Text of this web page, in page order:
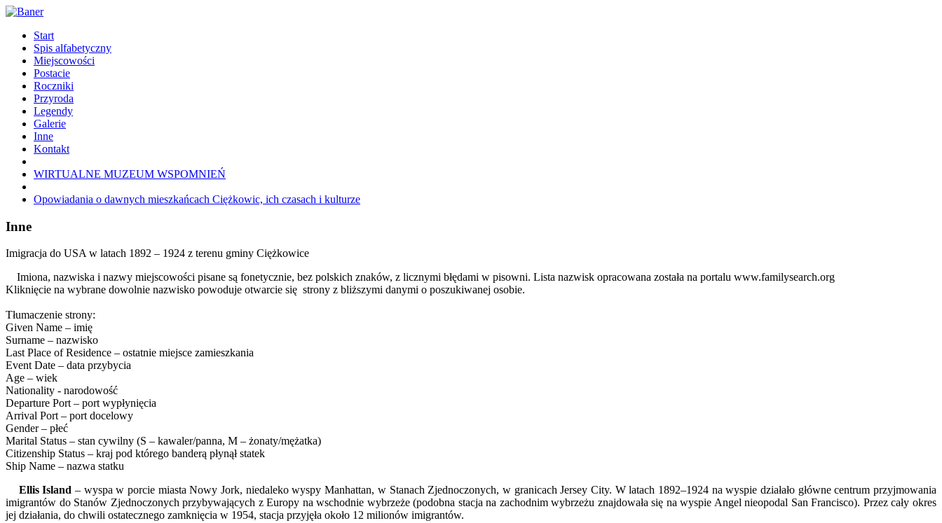
Start
Spis alfabetyczny
Miejscowości
Postacie
Roczniki
Przyroda
Legendy
Galerie
Inne
Kontakt
WIRTUALNE MUZEUM WSPOMNIEŃ
Opowiadania o dawnych mieszkańcach Ciężkowic, ich czasach i kulturze
Inne
Imigracja do USA w latach 1892 – 1924 z terenu gminy Ciężkowice
Imiona, nazwiska i nazwy miejscowości pisane są fonetycznie, bez polskich znaków, z licznymi błędami w pisowni. Lista nazwisk opracowana została na portalu www.familysearch.org
Kliknięcie na wybrane dowolnie nazwisko powoduje otwarcie się strony z bliższymi danymi o poszukiwanej osobie.
Tłumaczenie strony:
Given Name – imię
Surname – nazwisko
Last Place of Residence – ostatnie miejsce zamieszkania
Event Date – data przybycia
Age – wiek
Nationality - narodowość
Departure Port – port wypłynięcia
Arrival Port – port docelowy
Gender – płeć
Marital Status – stan cywilny (S – kawaler/panna, M – żonaty/mężatka)
Citizenship Status – kraj pod którego banderą płynął statek
Ship Name – nazwa statku
Ellis Island – wyspa w porcie miasta Nowy Jork, niedaleko wyspy Manhattan, w Stanach Zjednoczonych, w granicach Jersey City. W latach 1892–1924 na wyspie działało główne centrum przyjmowania
imigrantów do Stanów Zjednoczonych przybywających z Europy na wschodnie wybrzeże (podobna stacja na zachodnim wybrzeżu znajdowała się na wyspie Angel nieopodal San Francisco). Przez cały okres
jej działania, do chwili ostatecznego zamknięcia w 1954, stacja przyjęła około 12 milionów imigrantów.